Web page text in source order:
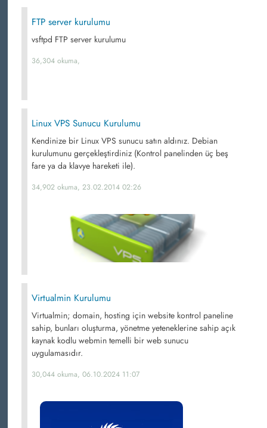
FTP server kurulumu
vsftpd FTP server kurulumu
36,304 okuma,
Linux VPS Sunucu Kurulumu
Kendinize bir Linux VPS sunucu satın aldınız. Debian
kurulumunu gerçekleştirdiniz (Kontrol panelinden üç beş
fare ya da klavye hareketi ile).
34,902 okuma, 23.02.2014 02:26
Virtualmin Kurulumu
Virtualmin; domain, hosting için website kontrol paneline
sahip, bunları oluşturma, yönetme yeteneklerine sahip açık
kaynak kodlu webmin temelli bir web sunucu
uygulamasıdır.
30,044 okuma, 06.10.2024 11:07